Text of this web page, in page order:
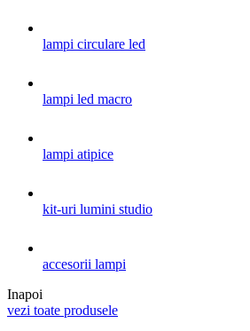
lampi circulare led
lampi led macro
lampi atipice
kit-uri lumini studio
accesorii lampi
Inapoi
vezi toate produsele